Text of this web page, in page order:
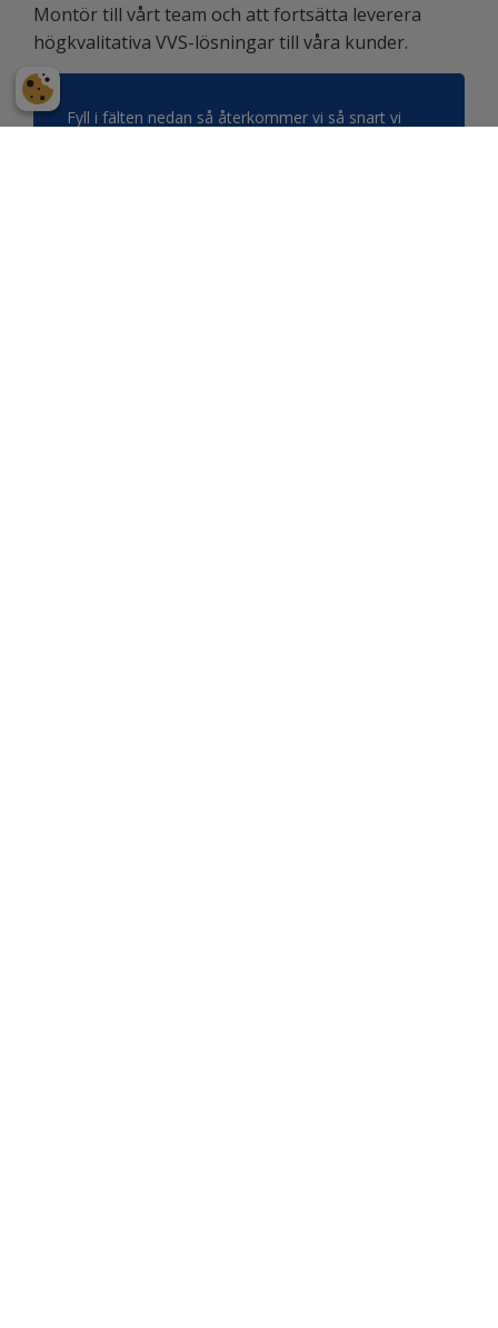
Montör till vårt team och att fortsätta leverera
högkvalitativa VVS-lösningar till våra kunder.